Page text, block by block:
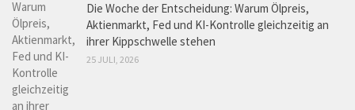
Die Woche der Entscheidung: Warum Ölpreis,
Aktienmarkt, Fed und KI-Kontrolle gleichzeitig an
ihrer Kippschwelle stehen
25 JULI, 2026